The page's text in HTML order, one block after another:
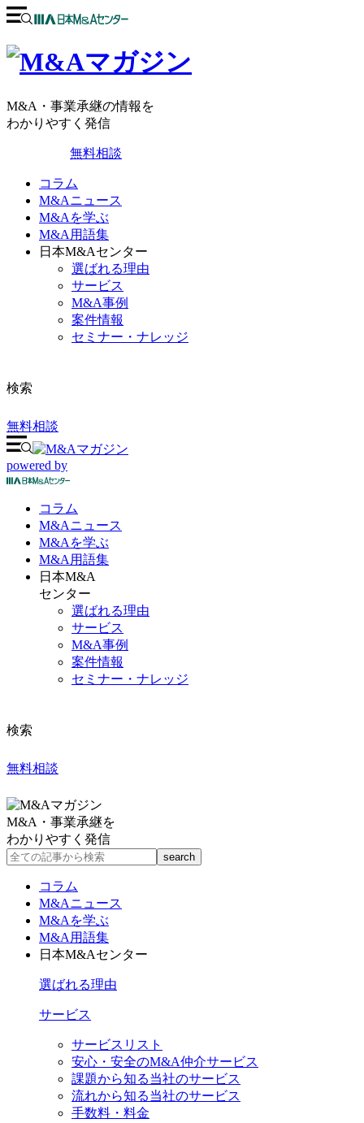
M&A・事業承継の情報を
わかりやすく発信
無料相談
コラム
M&Aニュース
M&Aを学ぶ
M&A用語集
日本M&Aセンター
選ばれる理由
サービス
M&A事例
案件情報
セミナー・ナレッジ
検索
無料相談
powered by
コラム
M&Aニュース
M&Aを学ぶ
M&A 用語集
日本M&A
センター
選ばれる理由
サービス
M&A事例
案件情報
セミナー・ナレッジ
検索
無料相談
M&A・事業承継を
わかりやすく発信
コラム
M&Aニュース
M&Aを学ぶ
M&A用語集
日本M&Aセンター
選ばれる理由
サービス
サービスリスト
安心・安全のM&A仲介サービス
課題から知る当社のサービス
流れから知る当社のサービス
手数料・料金